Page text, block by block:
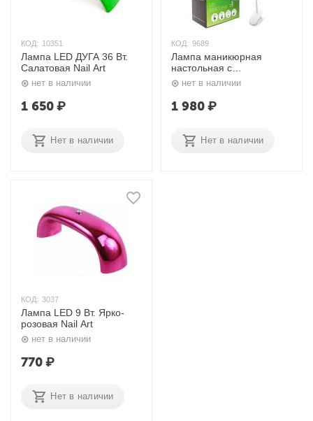
КОД: 10351
Лампа LED ДУГА 36 Вт.
Салатовая Nail Art
нет в наличии
1 650₽
Нет в наличии
КОД: 9689
Лампа маникюрная
настольная c
креплением-прищепкой 7
Вт. Nail Art
нет в наличии
1 980₽
Нет в наличии
КОД: 3037
Лампа LED 9 Вт. Ярко-
розовая Nail Art
нет в наличии
770₽
Нет в наличии